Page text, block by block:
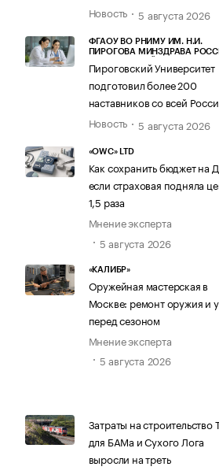
Новость
5 августа 2026
ФГАОУ ВО РНИМУ ИМ. Н.И.
ПИРОГОВА МИНЗДРАВА
Пироговский Университет
подготовил более 200
наставников со всей
Новость
5 августа 2026
«OWC» LTD
Как сохранить бюджет на
если страховая подняла
1,5 раза
Мнение эксперта
5 августа 2026
«КАЛИБР»
Оружейная мастерская в
Москве: ремонт оружия и
перед сезоном
Мнение эксперта
5 августа 2026
Затраты на строительство
для БАМа и Сухого Лога
выросли на треть